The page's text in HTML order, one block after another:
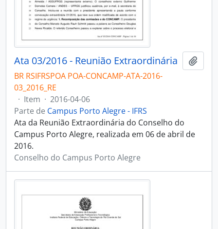
Ata 03/2016 - Reunião Extraordinária
BR RSIFRSPOA POA-CONCAMP-ATA-2016-
03_2016_RE
· Item · 2016-04-06
Parte de Campus Porto Alegre - IFRS
Ata da Reunião Extraordinária do Conselho do
Campus Porto Alegre, realizada em 06 de abril de
2016.
Conselho do Campus Porto Alegre